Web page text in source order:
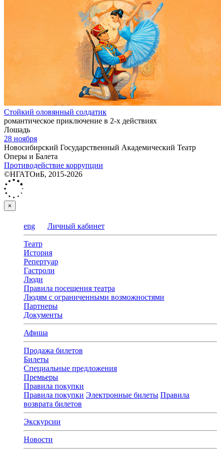
Стойкий оловянный солдатик
романтическое приключение в 2-х действиях
Лошадь
28 ноября
Новосибирский Государственный Академический Театр
Оперы и Балета
Противодействие коррупции
©НГАТОиБ, 2015-2026
×
eng Личный кабинет
Театр
История
Репертуар
Гастроли
Люди
Правила посещения театра
Людям с ограниченными возможностями
Партнеры
Документы
Афиша
Продажа билетов
Билеты
Специальные предложения
Премьеры
Правила покупки
Правила покупки Электронные билеты Правила
возврата билетов
Экскурсии
Новости